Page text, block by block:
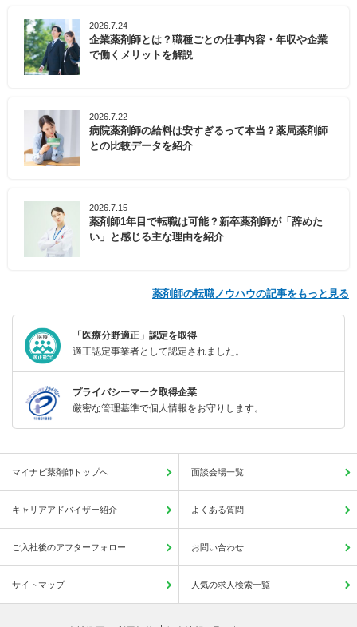
2026.7.24
企業薬剤師とは？職種ごとの仕事内容・年収や企業
で働くメリットを解説
2026.7.22
病院薬剤師の給料は安すぎるって本当？薬局薬剤師
との比較データを紹介
2026.7.15
薬剤師1年目で転職は可能？新卒薬剤師が「辞めた
い」と感じる主な理由を紹介
薬剤師の転職ノウハウの記事をもっと見る
「医療分野適正」認定を取得
適正認定事業者として認定されました。
プライバシーマーク取得企業
厳密な管理基準で個人情報をお守りします。
マイナビ薬剤師トップへ 面談会場一覧
キャリアアドバイザー紹介 よくある質問
ご入社後のアフターフォロー お問い合わせ
サイトマップ 人気の求人検索一覧